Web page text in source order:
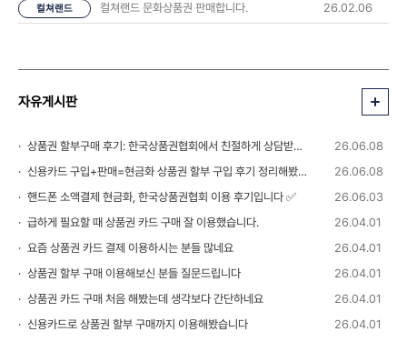
컬쳐랜드 컬쳐랜드 문화상품권 판매합니다. 26.02.06
자유게시판
상품권 할부구매 후기: 한국상품권협회에서 친절하게 상담받았습니다 💬
26.06.08
신용카드 구입+판매=현금화 상품권 할부 구입 후기 정리해봤습니다
26.06.08
핸드폰 소액결제 현금화, 한국상품권협회 이용 후기입니다 ✅
26.06.03
급하게 필요할 때 상품권 카드 구매 잘 이용했습니다.
26.04.01
요즘 상품권 카드 결제 이용하시는 분들 많네요
26.04.01
상품권 할부 구매 이용해보신 분들 질문드립니다
26.04.01
상품권 카드 구매 처음 해봤는데 생각보다 간단하네요
26.04.01
신용카드로 상품권 할부 구매까지 이용해봤습니다
26.04.01